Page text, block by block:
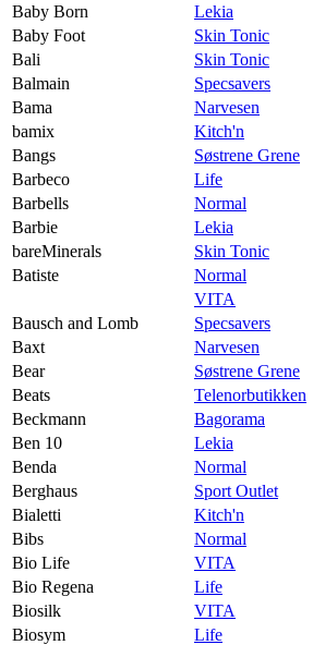
Baby Born
Lekia
Baby Foot
Skin Tonic
Bali
Skin Tonic
Balmain
Specsavers
Bama
Narvesen
bamix
Kitch'n
Bangs
Søstrene Grene
Barbeco
Life
Barbells
Normal
Barbie
Lekia
bareMinerals
Skin Tonic
Batiste
Normal
VITA
Bausch and Lomb
Specsavers
Baxt
Narvesen
Bear
Søstrene Grene
Beats
Telenorbutikken
Beckmann
Bagorama
Ben 10
Lekia
Benda
Normal
Berghaus
Sport Outlet
Bialetti
Kitch'n
Bibs
Normal
Bio Life
VITA
Bio Regena
Life
Biosilk
VITA
Biosym
Life